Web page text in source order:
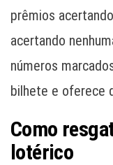
prêmios
acertando
números
bilhete e oferece
Como
lotérico